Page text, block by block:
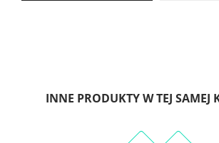
INNE PRODUKTY W TEJ SAMEJ